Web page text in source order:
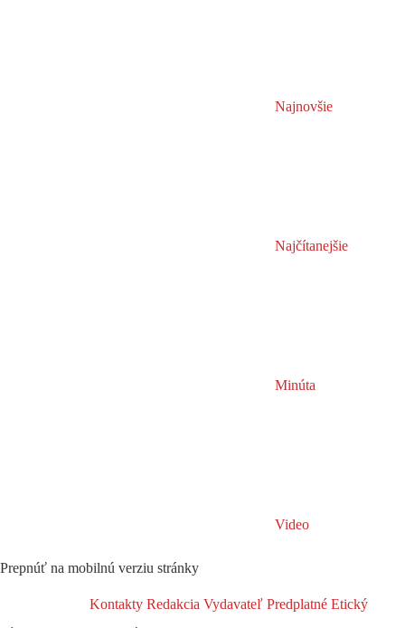
Najnovšie
Najčítanejšie
Minúta
Video
Prepnúť na mobilnú verziu stránky
Kontakty Redakcia Vydavateľ Predplatné Etický